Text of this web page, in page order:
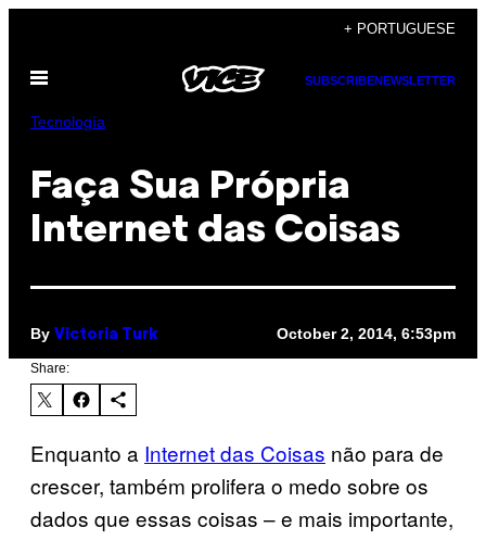
content
+ PORTUGUESE
Open
SUBSCRIBENEWSLETTER
Tecnología
​Faça Sua Própria
Internet das Coisas
By Victoria Turk October 2, 2014, 6:53pm
Share:
Enquanto a Internet das Coisas não para de
crescer, também prolifera o medo sobre os
dados que essas coisas – e mais importante,